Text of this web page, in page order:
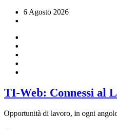
6 Agosto 2026
TI-Web: Connessi al
Opportunità di lavoro, in ogni